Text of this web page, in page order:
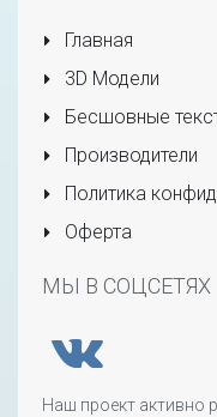
Главная
3D Модели
Бесшовные
Производители
Политика
Оферта
МЫ В СОЦСЕТЯХ
Наш проект активно